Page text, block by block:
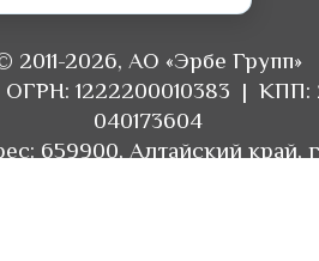
2011-2026, АО «Эрбе Групп»
1222200010383 | КПП:
040173604
659900, Алтайский край,